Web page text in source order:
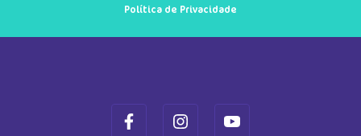
Política de Privacidade